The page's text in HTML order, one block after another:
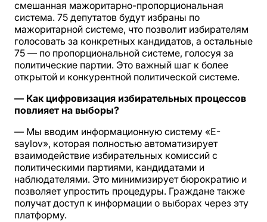
смешанная мажоритарно-пропорциональная
система. 75 депутатов будут избраны по
мажоритарной системе, что позволит избирателям
голосовать за конкретных кандидатов, а остальные
75 — по пропорциональной системе, голосуя за
политические партии. Это важный шаг к более
открытой и конкурентной политической системе.
— Как цифровизация избирательных процессов
повлияет на выборы?
— Мы вводим информационную систему «E-
saylov», которая полностью автоматизирует
взаимодействие избирательных комиссий с
политическими партиями, кандидатами и
наблюдателями. Это минимизирует бюрократию и
позволяет упростить процедуры. Граждане также
получат доступ к информации о выборах через эту
платформу.